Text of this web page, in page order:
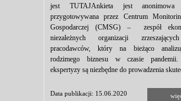
jest TUTAJAnkieta jest
przygotowywana przez Centrum
Gospodarczej (CMSG) – zespół
niezależnych organizacji
pracodawców, który na bieżąco
rodzimego biznesu w czasie pandemii.
ekspertyzy są niezbędne do prowadzenia
Data publikacji: 15.06.2020